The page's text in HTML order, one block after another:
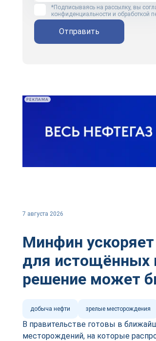
*Подписываясь на рассылку, вы
конфиденциальности и обработкой
Отправить
РЕКЛАМА
7 августа 2026
Минфин
для истощённых
решение может
добыча нефти зрелые месторождения
В правительстве готовы в
месторождений, на которые